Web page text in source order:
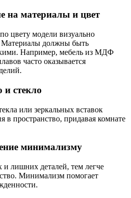
на материалы и цвет
цвету модели визуально
Материалы должны быть
Например, мебель из МДФ
часто оказывается
и стекло
или зеркальных вставок
в пространство, придавая комнате
минимализму
лишних деталей, тем легче
Минимализм помогает